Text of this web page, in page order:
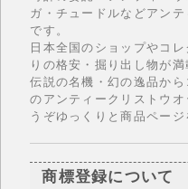
ガ・チュードルなどアン
です。
日本全国のショップやコ
りの格安・掘り出し物が満
伝説の名機・幻の逸品か
のアンティークリストウ
うぞゆっくりと商品ページ
商標登録について